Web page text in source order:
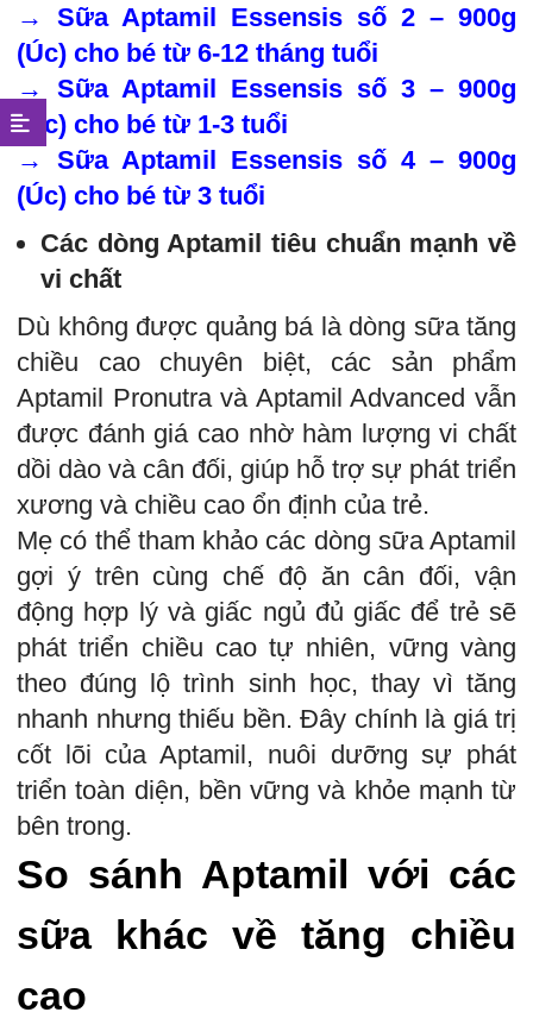
→ Sữa Aptamil Essensis số 2 – 900g
(Úc) cho bé từ 6-12 tháng tuổi
→ Sữa Aptamil Essensis số 3 – 900g
(Úc) cho bé từ 1-3 tuổi
→ Sữa Aptamil Essensis số 4 – 900g
(Úc) cho bé từ 3 tuổi
Các dòng Aptamil tiêu chuẩn mạnh về
vi chất
Dù không được quảng bá là dòng sữa tăng
chiều cao chuyên biệt, các sản phẩm
Aptamil Pronutra và Aptamil Advanced vẫn
được đánh giá cao nhờ hàm lượng vi chất
dồi dào và cân đối, giúp hỗ trợ sự phát triển
xương và chiều cao ổn định của trẻ.
Mẹ có thể tham khảo các dòng sữa Aptamil
gợi ý trên cùng chế độ ăn cân đối, vận
động hợp lý và giấc ngủ đủ giấc để trẻ sẽ
phát triển chiều cao tự nhiên, vững vàng
theo đúng lộ trình sinh học, thay vì tăng
nhanh nhưng thiếu bền. Đây chính là giá trị
cốt lõi của Aptamil, nuôi dưỡng sự phát
triển toàn diện, bền vững và khỏe mạnh từ
bên trong.
So sánh Aptamil với các
sữa khác về tăng chiều
cao